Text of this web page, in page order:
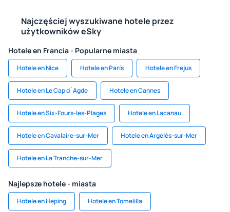
Najczęściej wyszukiwane hotele przez
użytkowników eSky
Hotele en Francia - Popularne miasta
Hotele en Nice Hotele en París Hotele en Frejus
Hotele en Le Cap d`Agde Hotele en Cannes
Hotele en Six-Fours-les-Plages Hotele en Lacanau
Hotele en Cavalaire-sur-Mer Hotele en Argelès-sur-Mer
Hotele en La Tranche-sur-Mer
Najlepsze hotele - miasta
Hotele en Heping Hotele en Tomelilla